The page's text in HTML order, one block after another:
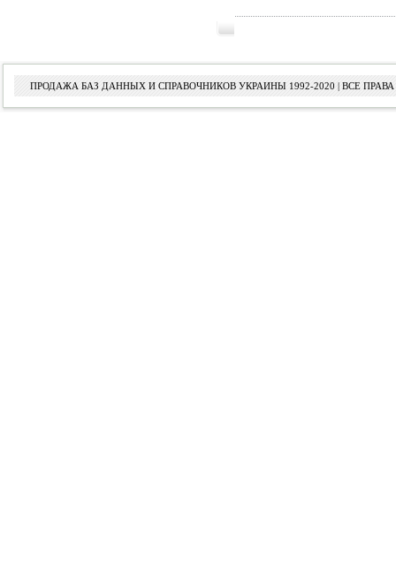
ПРОДАЖА БАЗ ДАННЫХ И СПРАВОЧНИКОВ УКРАИНЫ 1992-2020 | ВСЕ